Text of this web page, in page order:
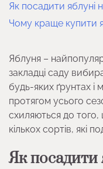
Як посадити яблуні
Чому краще купити
Яблуня –
закладці саду
будь-яких ґрунтах і
протягом усього
схиляються до
кількох сортів, які
Як посадити